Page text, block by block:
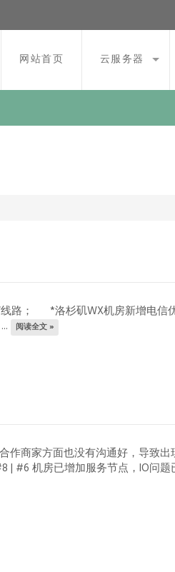
网站首页 云服务器
； *洛杉矶WX机房新增电信
阅读全文 »
商家方面也没有沟通好，导致
#6 机房已增加服务节点，IO问